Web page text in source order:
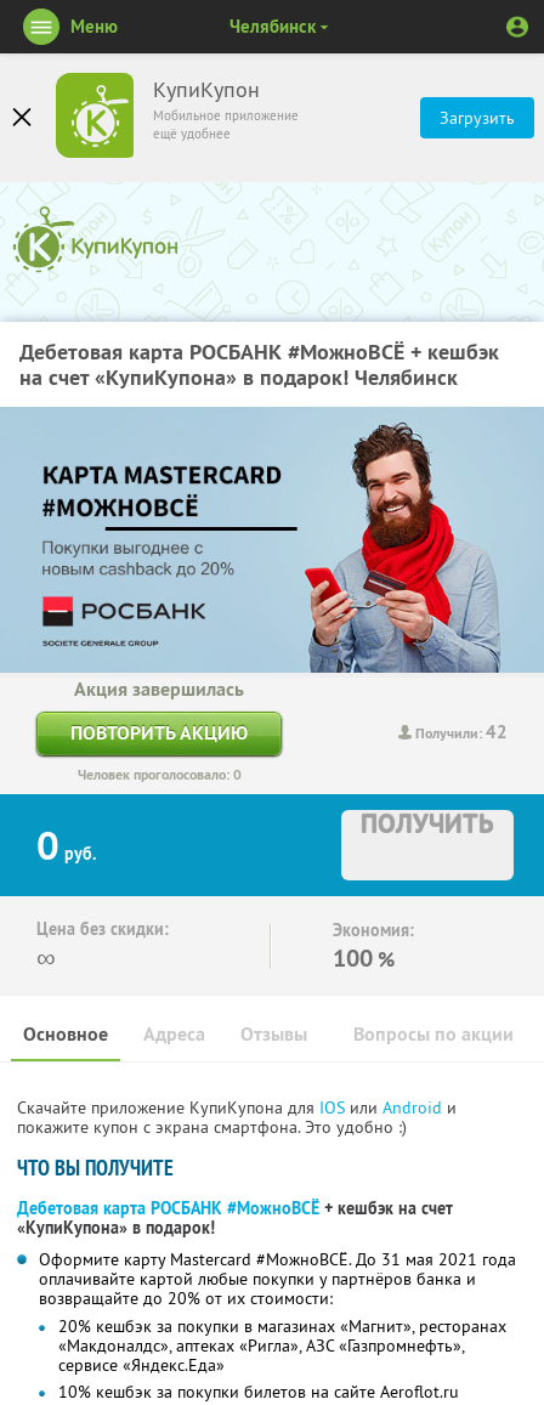
КупиКупон
Мобильное приложение
ещё удобнее
Загрузить
Меню Челябинск
Дебетовая карта РОСБАНК #МожноВСЁ + кешбэк
на счет «КупиКупона» в подарок! Челябинск
Получили:42
Акция завершилась
ПОВТОРИТЬ АКЦИЮ
Человек проголосовало: 0
0 руб.
ПОЛУЧИТЬ
Цена без скидки:
∞
Экономия:
100 %
Основное Отзывы Вопросы по акции
Адреса
Скачайте приложение КупиКупона для IOS или Android и
покажите купон с экрана смартфона. Это удобно :)
ЧТО ВЫ ПОЛУЧИТЕ
Дебетовая карта РОСБАНК #МожноВСЁ + кешбэк на счет
«КупиКупона» в подарок!
Оформите карту Mastercard #МожноВСЁ. До 31 мая 2021 года
оплачивайте картой любые покупки у партнёров банка и
возвращайте до 20% от их стоимости:
20% кешбэк за покупки в магазинах «Магнит», ресторанах
«Макдоналдс», аптеках «Ригла», АЗС «Газпромнефть»,
сервисе «Яндекс.Еда»
10% кешбэк за покупки билетов на сайте Aeroflot.ru